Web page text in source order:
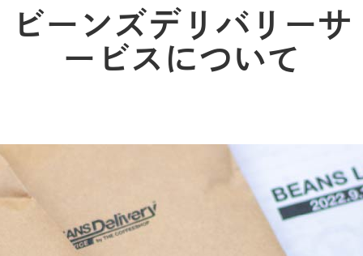
ビーンズデリバリーサ
ービスについて